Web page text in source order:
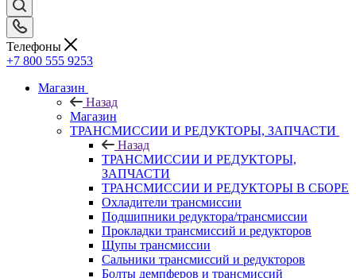
Телефоны
+7 800 555 9253
Магазин
Назад
Магазин
ТРАНСМИССИИ И РЕДУКТОРЫ, ЗАПЧАСТИ
Назад
ТРАНСМИССИИ И РЕДУКТОРЫ,
ЗАПЧАСТИ
ТРАНСМИССИИ И РЕДУКТОРЫ В СБОРЕ
Охладители трансмиссии
Подшипники редуктора/трансмиссии
Прокладки трансмиссий и редукторов
Щупы трансмиссии
Сальники трансмиссий и редукторов
Болты демпферов и трансмиссий